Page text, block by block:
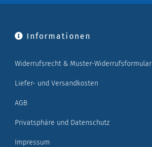
Informationen
Widerrufsrecht & Muster-Widerrufsformular
Liefer- und Versandkosten
AGB
Privatsphäre und Datenschutz
Impressum